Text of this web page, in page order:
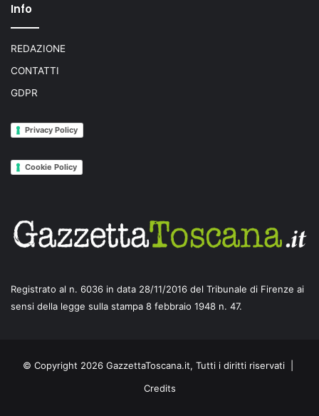
Info
REDAZIONE
CONTATTI
GDPR
Privacy Policy
Cookie Policy
Registrato al n. 6036 in data 28/11/2016 del Tribunale di Firenze ai
sensi della legge sulla stampa 8 febbraio 1948 n. 47.
© Copyright 2026 GazzettaToscana.it, Tutti i diritti riservati |
Credits